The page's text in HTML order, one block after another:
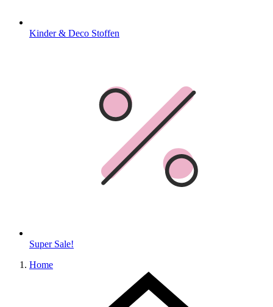
Kinder & Deco Stoffen
Super Sale!
Home